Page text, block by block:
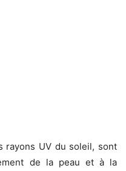
rayons UV du soleil, sont
de la peau et à la